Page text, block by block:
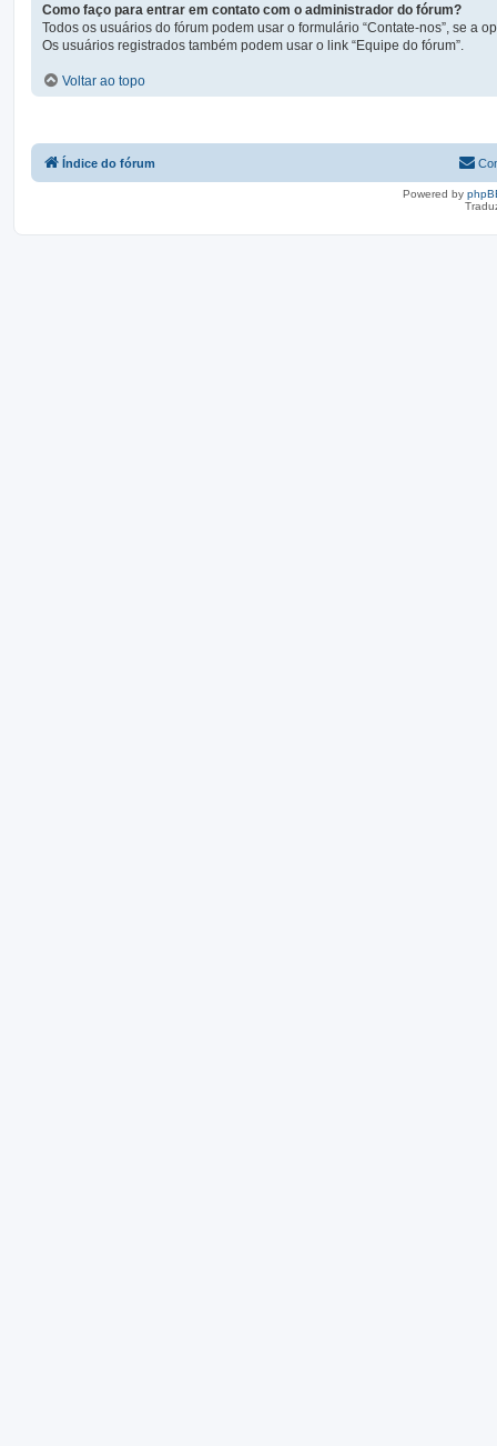
Como faço para entrar em contato com o administrador do fórum?
Todos os usuários do fórum podem usar o formulário “Contate-nos”, se a
Os usuários registrados também podem usar o link “Equipe do fórum”.
Voltar ao topo
Índice do fórum
Powered by